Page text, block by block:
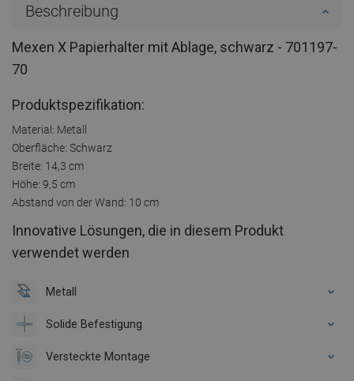
Beschreibung
Mexen X Papierhalter mit Ablage, schwarz - 701197-
70
Produktspezifikation:
Material: Metall
Oberfläche: Schwarz
Breite: 14,3 cm
Höhe: 9,5 cm
Abstand von der Wand: 10 cm
Innovative Lösungen, die in diesem Produkt
verwendet werden
Metall
Solide Befestigung
Versteckte Montage